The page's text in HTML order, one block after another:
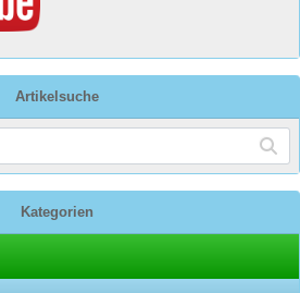
Artikelsuche
Kategorien